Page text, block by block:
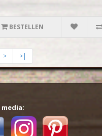
BESTELLEN
> >|
media: